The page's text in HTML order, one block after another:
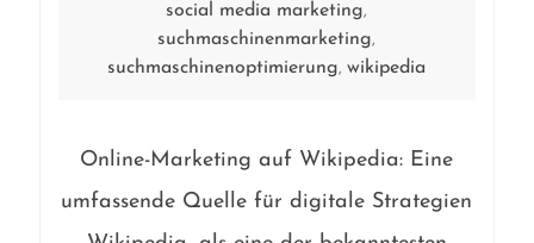
social media marketing,
suchmaschinenmarketing,
suchmaschinenoptimierung,wikipedia
Online-Marketing auf Wikipedia: Eine
umfassende Quelle für digitale Strategien